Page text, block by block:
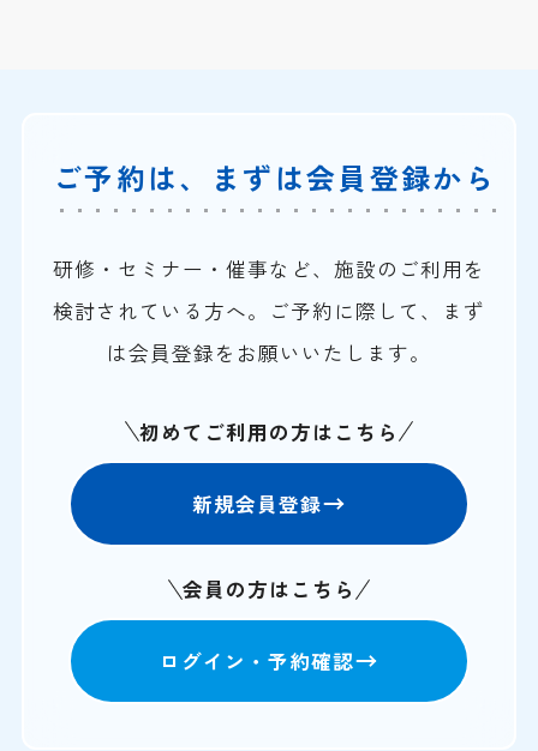
ご予約は、まずは会員登録から
研修・セミナー・催事など、施設のご利用を
検討されている方へ。ご予約に際して、まず
は会員登録をお願いいたします。
初めてご利用の方はこちら
新規会員登録
会員の方はこちら
ログイン・予約確認